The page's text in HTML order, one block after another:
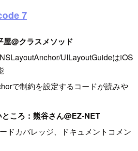
7
@クラスメソッド
UILayoutGuideはiOS
で制約を設定するコードが読みや
ころ：熊谷さん@EZ-NET
ドカバレッジ、ドキュメントコメン